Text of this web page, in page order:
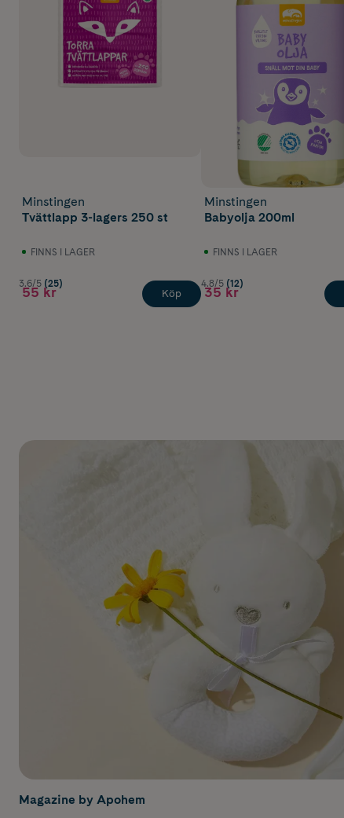
Minstingen
Tvättlapp 3-lagers 250 st
FINNS I LAGER
3.6/5 (25)
55 kr Köp
Minstingen
Babyolja 200ml
FINNS I LAGER
4.8/5 (12)
35 kr
Magazine by Apohem